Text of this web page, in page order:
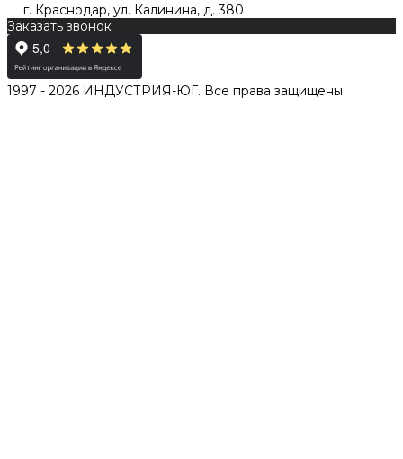
г. Краснодар, ул. Калинина, д. 380
Заказать звонок
1997 - 2026 ИНДУСТРИЯ-ЮГ. Все права защищены